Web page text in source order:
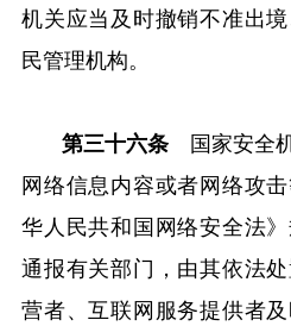
机关应当及时撤销不准出
民管理机构。
第三十六条 国家安全
网络信息内容或者网络攻
华人民共和国网络安全法
通报有关部门，由其依法
营者、互联网服务提供者